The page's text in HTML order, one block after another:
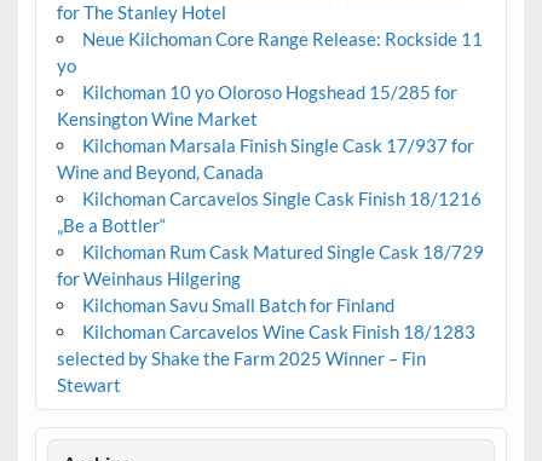
for The Stanley Hotel
Neue Kilchoman Core Range Release: Rockside 11
yo
Kilchoman 10 yo Oloroso Hogshead 15/285 for
Kensington Wine Market
Kilchoman Marsala Finish Single Cask 17/937 for
Wine and Beyond, Canada
Kilchoman Carcavelos Single Cask Finish 18/1216
„Be a Bottler“
Kilchoman Rum Cask Matured Single Cask 18/729
for Weinhaus Hilgering
Kilchoman Savu Small Batch for Finland
Kilchoman Carcavelos Wine Cask Finish 18/1283
selected by Shake the Farm 2025 Winner – Fin
Stewart